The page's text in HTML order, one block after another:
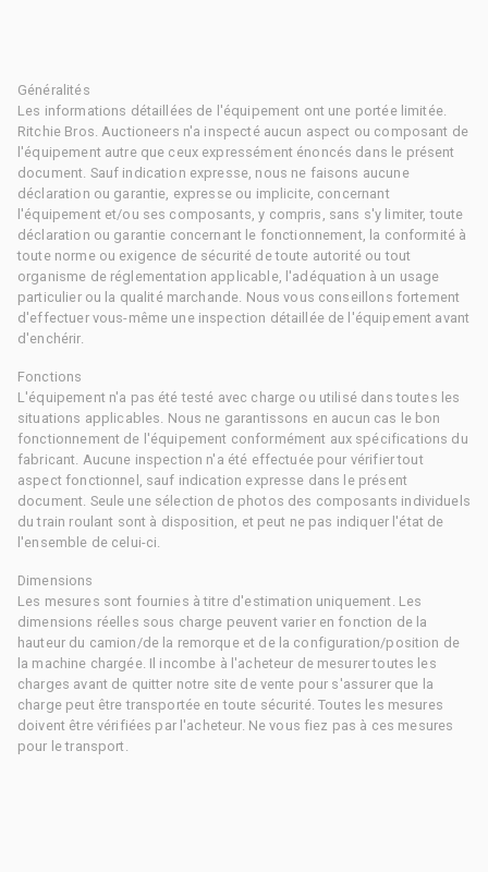
Généralités
Les informations détaillées de l'équipement ont une portée limitée.
Ritchie Bros. Auctioneers n'a inspecté aucun aspect ou composant de
l'équipement autre que ceux expressément énoncés dans le présent
document. Sauf indication expresse, nous ne faisons aucune
déclaration ou garantie, expresse ou implicite, concernant
l'équipement et/ou ses composants, y compris, sans s'y limiter, toute
déclaration ou garantie concernant le fonctionnement, la conformité à
toute norme ou exigence de sécurité de toute autorité ou tout
organisme de réglementation applicable, l'adéquation à un usage
particulier ou la qualité marchande. Nous vous conseillons fortement
d'effectuer vous-même une inspection détaillée de l'équipement avant
d'enchérir.
Fonctions
L'équipement n'a pas été testé avec charge ou utilisé dans toutes les
situations applicables. Nous ne garantissons en aucun cas le bon
fonctionnement de l'équipement conformément aux spécifications du
fabricant. Aucune inspection n'a été effectuée pour vérifier tout
aspect fonctionnel, sauf indication expresse dans le présent
document. Seule une sélection de photos des composants individuels
du train roulant sont à disposition, et peut ne pas indiquer l'état de
l'ensemble de celui-ci.
Dimensions
Les mesures sont fournies à titre d'estimation uniquement. Les
dimensions réelles sous charge peuvent varier en fonction de la
hauteur du camion/de la remorque et de la configuration/position de
la machine chargée. Il incombe à l'acheteur de mesurer toutes les
charges avant de quitter notre site de vente pour s'assurer que la
charge peut être transportée en toute sécurité. Toutes les mesures
doivent être vérifiées par l'acheteur. Ne vous fiez pas à ces mesures
pour le transport.